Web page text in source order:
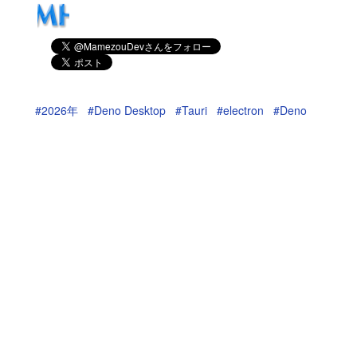
#2026年 #Deno Desktop #Tauri #electron #Deno